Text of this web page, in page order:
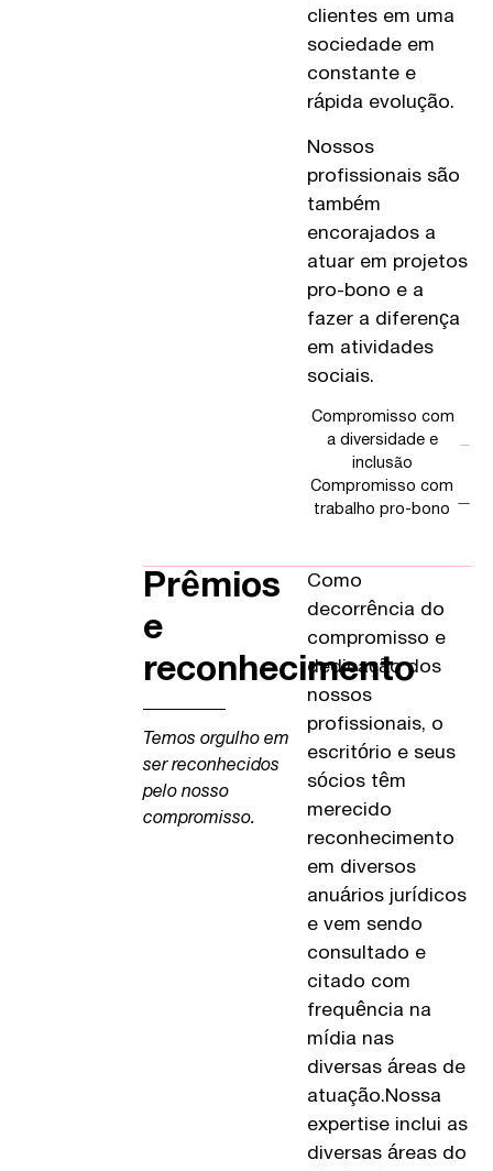
clientes em uma
sociedade em
constante e
rápida evolução.
Nossos
profissionais são
também
encorajados a
atuar em projetos
pro-bono e a
fazer a diferença
em atividades
sociais.
Compromisso com
a diversidade e
inclusão
Compromisso com
trabalho pro-bono
Prêmios
e
reconhecimento
Temos orgulho em
ser reconhecidos
pelo nosso
compromisso.
Como
decorrência do
compromisso e
dedicação dos
nossos
profissionais, o
escritório e seus
sócios têm
merecido
reconhecimento
em diversos
anuários jurídicos
e vem sendo
consultado e
citado com
frequência na
mídia nas
diversas áreas de
atuação.Nossa
expertise inclui as
diversas áreas do